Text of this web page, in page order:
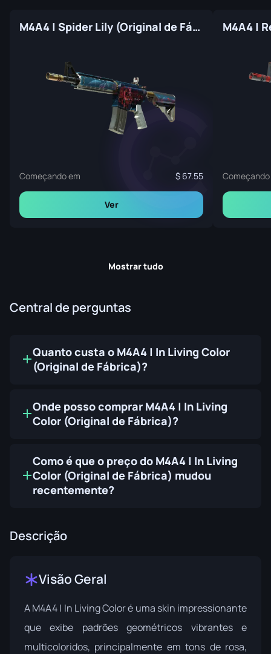
M4A4 | Spider Lily (Original de Fábrica)
Começando em 67.55
Ver
Mostrar tudo
Central de perguntas
Quanto custa o M4A4 | In Living Color
(Original de Fábrica)?
Onde posso comprar M4A4 | In Living
Color (Original de Fábrica)?
Como é que o preço do M4A4 | In Living
Color (Original de Fábrica) mudou
recentemente?
Descrição
Visão Geral
A M4A4 | In Living Color é uma skin impressionante
que exibe padrões geométricos vibrantes e
multicoloridos, principalmente em tons de rosa,